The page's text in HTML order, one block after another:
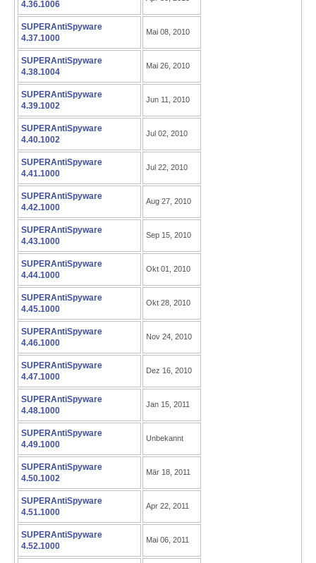
4.36.1006
SUPERAntiSpyware
4.37.1000
Mai 08, 2010
SUPERAntiSpyware
4.38.1004
Mai 26, 2010
SUPERAntiSpyware
4.39.1002
Jun 11, 2010
SUPERAntiSpyware
4.40.1002
Jul 02, 2010
SUPERAntiSpyware
4.41.1000
Jul 22, 2010
SUPERAntiSpyware
4.42.1000
Aug 27, 2010
SUPERAntiSpyware
4.43.1000
Sep 15, 2010
SUPERAntiSpyware
4.44.1000
Okt 01, 2010
SUPERAntiSpyware
4.45.1000
Okt 28, 2010
SUPERAntiSpyware
4.46.1000
Nov 24, 2010
SUPERAntiSpyware
4.47.1000
Dez 16, 2010
SUPERAntiSpyware
4.48.1000
Jan 15, 2011
SUPERAntiSpyware
4.49.1000
Unbekannt
SUPERAntiSpyware
4.50.1002
Mär 18, 2011
SUPERAntiSpyware
4.51.1000
Apr 22, 2011
SUPERAntiSpyware
4.52.1000
Mai 06, 2011